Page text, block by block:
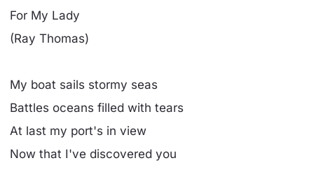
For My Lady
(Ray Thomas)
My boat sails stormy seas
Battles oceans filled with tears
At last my port's in view
Now that I've discovered you